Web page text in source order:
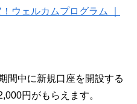
ウェルカムプログラム ｜
間中に新規口座を開設する
円がもらえます。